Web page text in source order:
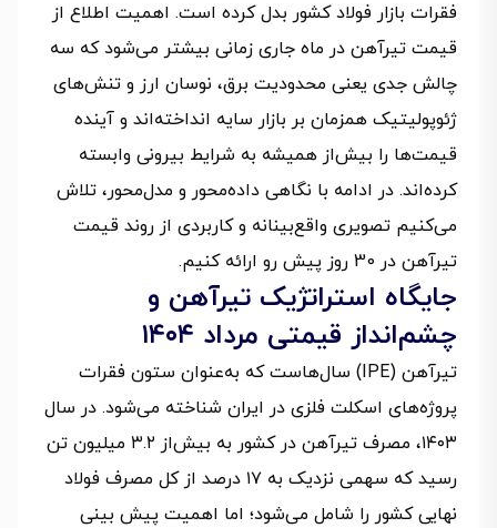
فقرات بازار فولاد کشور بدل کرده است. اهمیت اطلاع از
قیمت تیرآهن در ماه جاری زمانی بیشتر می‌شود که سه
چالش جدی یعنی محدودیت برق، نوسان ارز و تنش‌های
ژئوپولیتیک همزمان بر بازار سایه انداخته‌اند و آینده
قیمت‌ها را بیش‌از همیشه به شرایط بیرونی وابسته
کرده‌اند. در ادامه با نگاهی داده‌محور و مدل‌محور، تلاش
می‌کنیم تصویری واقع‌بینانه و کاربردی از روند قیمت
تیرآهن در 30 روز پیش رو ارائه کنیم.
جایگاه استراتژیک تیرآهن و
چشم‌انداز قیمتی مرداد ۱۴۰۴
تیرآهن (IPE) سال‌هاست که به‌عنوان ستون فقرات
پروژه‌های اسکلت فلزی در ایران شناخته می‌شود. در سال
۱۴۰۳، مصرف تیرآهن در کشور به بیش‌از ۳.۲ میلیون تن
رسید که سهمی نزدیک به ۱۷ درصد از کل مصرف فولاد
نهایی کشور را شامل می‌شود؛ اما اهمیت پیش‌ بینی